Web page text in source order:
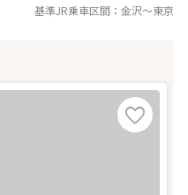
基準JR乗車区間： 金沢～東京